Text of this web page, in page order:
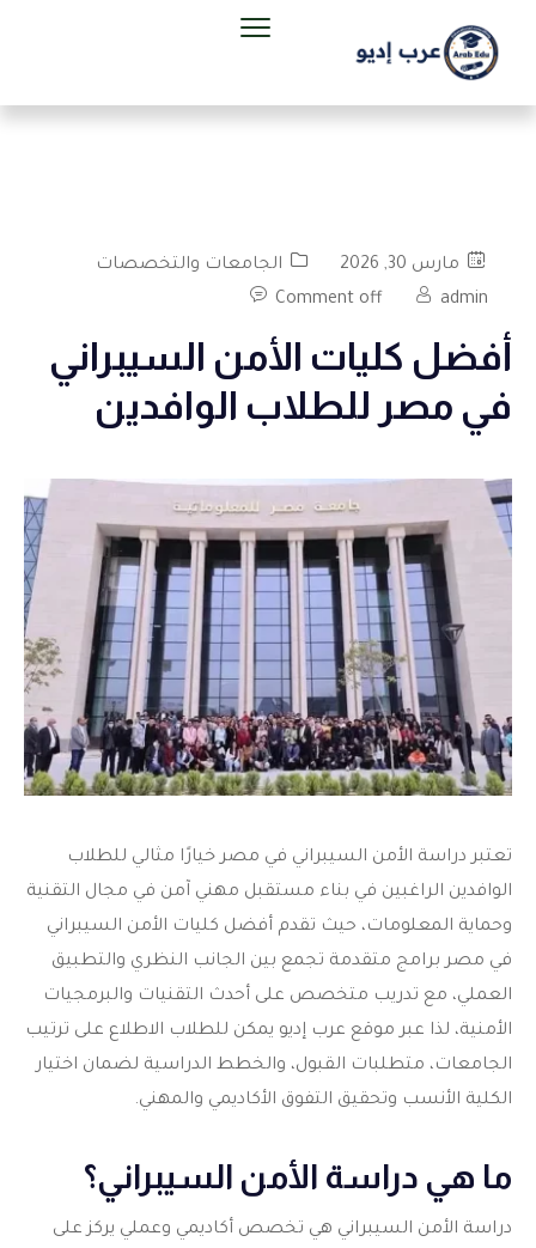
مارس 30, 2026
الجامعات والتخصصات
admin
Comment off
أفضل كليات الأمن السيبراني
في مصر للطلاب الوافدين
تعتبر دراسة الأمن السيبراني في مصر خيارًا مثالي للطلاب
الوافدين الراغبين في بناء مستقبل مهني آمن في مجال التقنية
وحماية المعلومات، حيث تقدم أفضل كليات الأمن السيبراني
في مصر برامج متقدمة تجمع بين الجانب النظري والتطبيق
العملي، مع تدريب متخصص على أحدث التقنيات والبرمجيات
الأمنية، لذا عبر موقع عرب إديو يمكن للطلاب الاطلاع على ترتيب
الجامعات، متطلبات القبول، والخطط الدراسية لضمان اختيار
الكلية الأنسب وتحقيق التفوق الأكاديمي والمهني.
ما هي دراسة الأمن السيبراني؟
دراسة الأمن السيبراني هي تخصص أكاديمي وعملي يركز على